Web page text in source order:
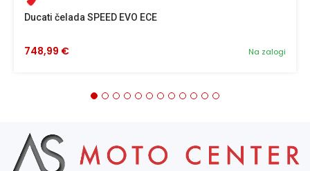
Ducati čelada SPEED EVO ECE
Na zalogi
748,99 €